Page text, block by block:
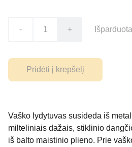
- + Išparduota
Pridėti į krepšelį
Vaško lydytuvas susideda iš
milteliniais dažais, stiklinio
iš balto maistinio plieno. Prie